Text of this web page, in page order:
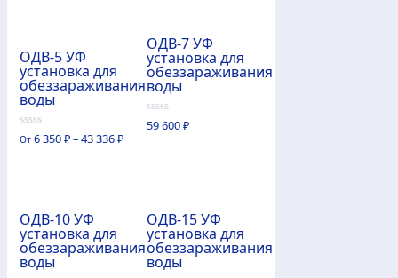
ОДВ-5 УФ
установка для
обеззараживания
воды
0
из
От 6 350₽–43 336₽
ОДВ-7 УФ
установка для
обеззараживания
воды
0
из
59 600₽
ОДВ-10 УФ
установка для
обеззараживания
воды
ОДВ-15 УФ
установка для
обеззараживания
воды